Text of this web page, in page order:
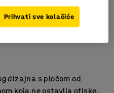
ima premaz koji smanjuje
dizajna s pločom od
koja ne ostavlja otiske.
Prihvati sve kolačiće